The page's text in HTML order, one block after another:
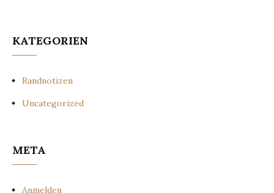
KATEGORIEN
Randnotizen
Uncategorized
META
Anmelden